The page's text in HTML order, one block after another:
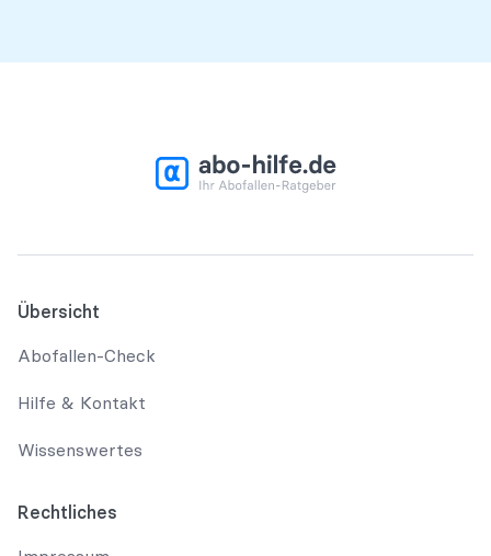
Übersicht
Abofallen-Check
Hilfe & Kontakt
Wissenswertes
Rechtliches